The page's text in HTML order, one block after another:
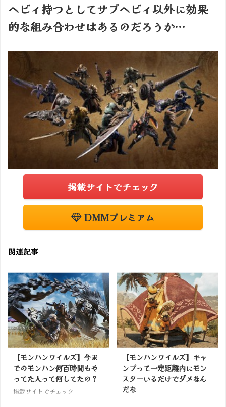
ヘビィ持つとしてサブヘビィ以外に効果
的な組み合わせはあるのだろうか…
掲載サイトでチェック
DMMプレミアム
関連記事
【モンハンワイルズ】今ま
でのモンハン何百時間もや
ってた人って何してたの？
掲載サイトでチェック
【モンハンワイルズ】キャ
ンプって一定距離内にモン
スターいるだけでダメなん
だな